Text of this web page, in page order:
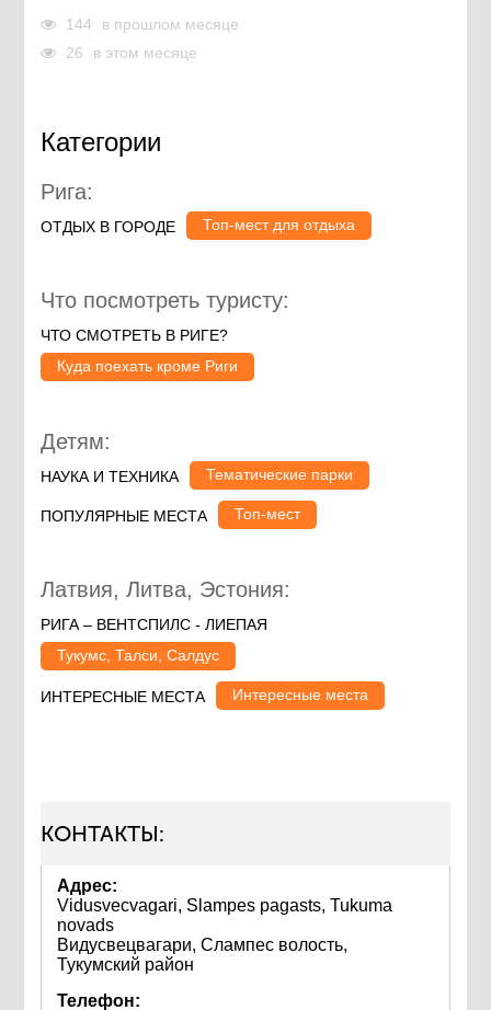
144
в прошлом месяце
26
в этом месяце
Категории
Рига:
ОТДЫХ В ГОРОДЕ Топ-мест для отдыха
Что посмотреть туристу:
ЧТО СМОТРЕТЬ В РИГЕ?
Куда поехать кроме Риги
Детям:
НАУКА И ТЕХНИКА Тематические парки
ПОПУЛЯРНЫЕ МЕСТА Топ-мест
Латвия, Литва, Эстония:
РИГА – ВЕНТСПИЛС - ЛИЕПАЯ
Тукумс, Талси, Салдус
ИНТЕРЕСНЫЕ МЕСТА Интересные места
КОНТАКТЫ:
Адрес:
Vidusvecvagari, Slampes pagasts, Tukuma
novads
Видусвецвагари, Слампес волость,
Тукумский район
Телефон: